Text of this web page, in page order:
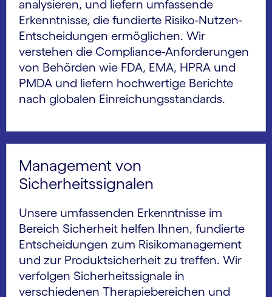
analysieren, und liefern umfassende
Erkenntnisse, die fundierte Risiko-Nutzen-
Entscheidungen ermöglichen. Wir
verstehen die Compliance-Anforderungen
von Behörden wie FDA, EMA, HPRA und
PMDA und liefern hochwertige Berichte
nach globalen Einreichungsstandards.
Management von
Sicherheitssignalen
Unsere umfassenden Erkenntnisse im
Bereich Sicherheit helfen Ihnen, fundierte
Entscheidungen zum Risikomanagement
und zur Produktsicherheit zu treffen. Wir
verfolgen Sicherheitssignale in
verschiedenen Therapiebereichen und